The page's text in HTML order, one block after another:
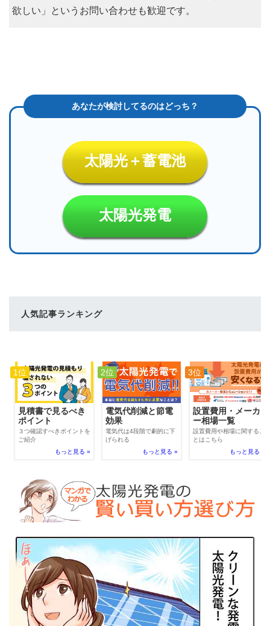
欲しい」というお問い合わせも歓迎です。
太陽光＋蓄電池
太陽光発電
人気記事ランキング
1位
見積書で見るべき
ポイント
３つ確認すべきポイントを
ご紹介
もっと見る »
2位
電気代削減と節電
効果
電気代は4段階で劇的に下
げられる
もっと見る »
3位
設置費用・メーカ
ー相場一覧
設置費用や相場に関するこ
とはこちら
もっと見る »